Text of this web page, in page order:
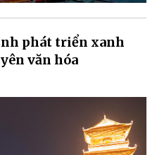
phát triển xanh
văn hóa